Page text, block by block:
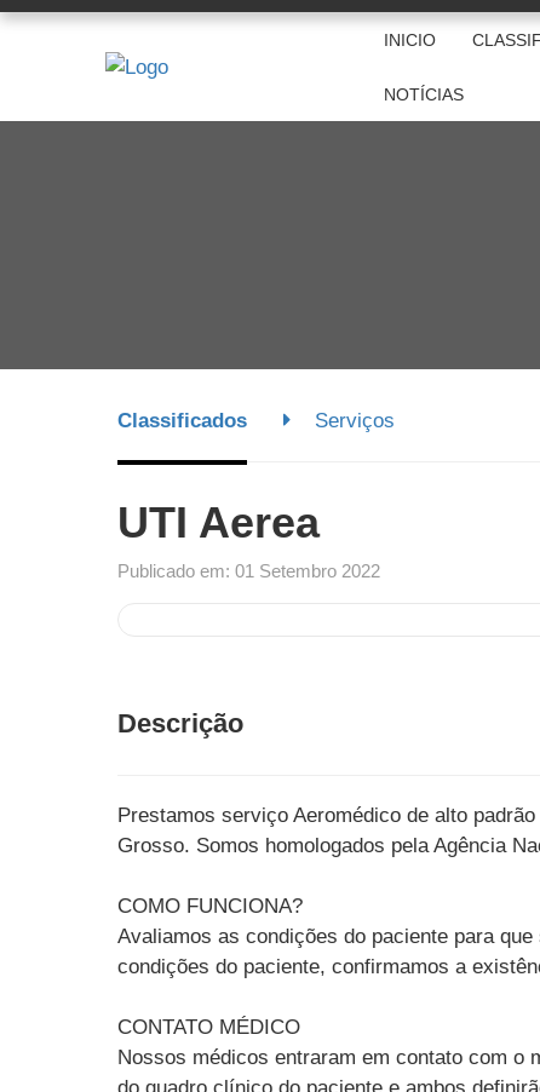
INICIO
NOTÍCIAS
Classificados Serviços
UTI Aerea
Publicado em: 01 Setembro 2022
Descrição
Prestamos serviço Aeromédico de alto
Grosso. Somos homologados pela Agência
COMO FUNCIONA?
Avaliamos as condições do paciente para
condições do paciente, confirmamos a
CONTATO MÉDICO
Nossos médicos entraram em contato com o
do quadro clínico do paciente e ambos